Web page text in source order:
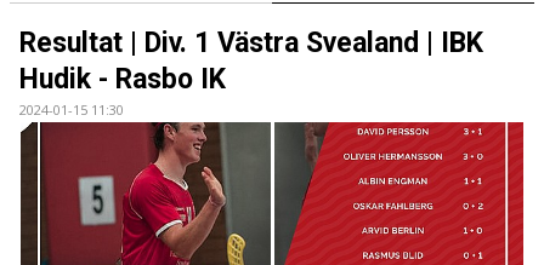
DOKUMENT
KONTAKT
WEBBSÄNDNINGAR
Resultat | Div. 1 Västra Svealand | IBK
Hudik - Rasbo IK
2024-01-15 11:30